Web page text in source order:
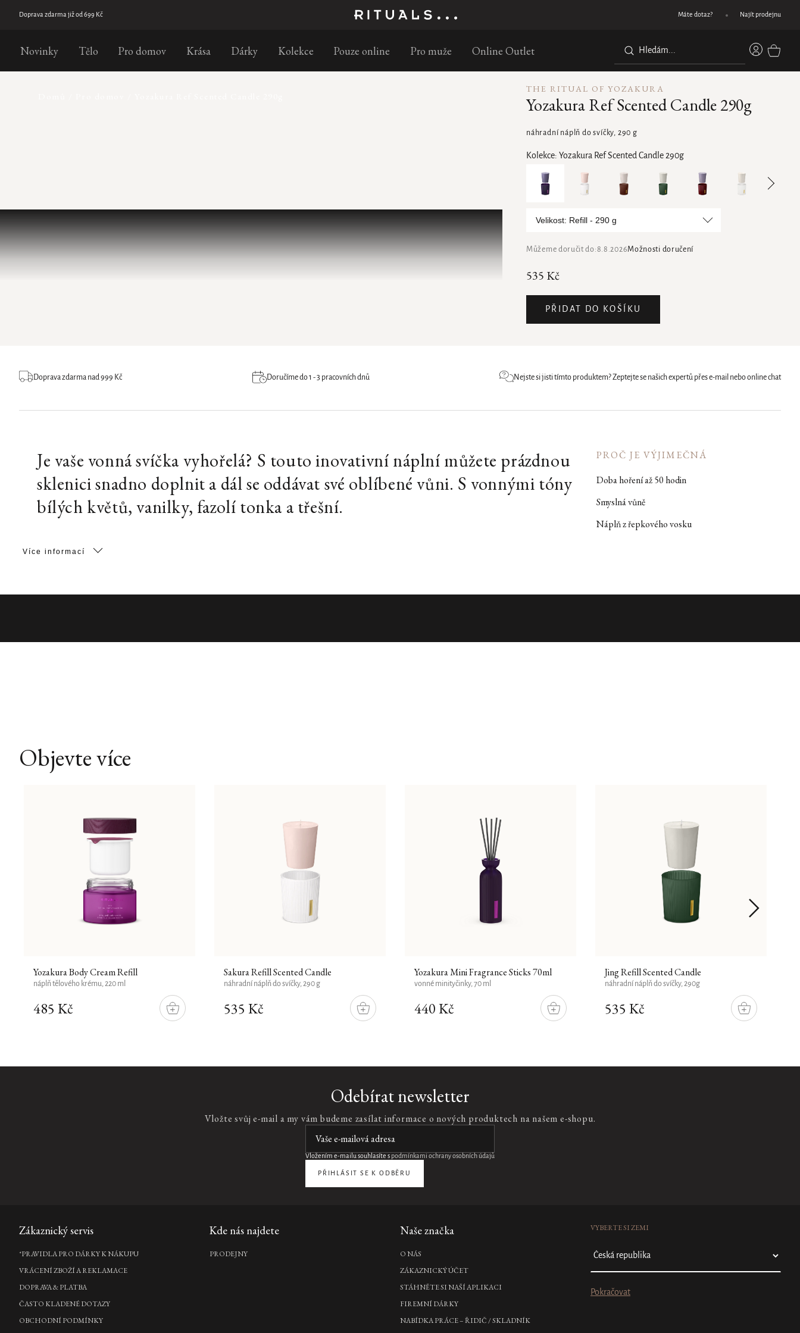
Doprava zdarma již od 699 Kč Objednejte do 11:30 a doručíme následující pracovní den Dárek při nákupu nad 1200 Kč
Máte dotaz? Najít prodejnu
Novinky Tělo Pro domov Krása Dárky Kolekce Pouze online Pro muže Online Outlet
THE RITUAL OF YOZAKURA
Yozakura Ref Scented Candle 290g
535 Kč
Můžeme doručit do:8.8.2026Možnosti doručení
PŘIDAT DO KOŠÍKU
náhradní náplň do svíčky, 290 g
Kolekce: Yozakura Ref Scented Candle 290g
Velikost: Refill - 290 g
Doprava zdarma nad 999 Kč Doručíme do 1 - 3 pracovních dnů Nejste si jisti tímto produktem? Zeptejte se našich expertů přes e-mail nebo online chat
Je vaše vonná svíčka vyhořelá? S touto inovativní náplní můžete prázdnou
sklenici snadno doplnit a dál se oddávat své oblíbené vůni. S vonnými tóny
bílých květů, vanilky, fazolí tonka a třešní.
PROČ JE VÝJIMEČNÁ
Doba hoření až 50 hodin
Smyslná vůně
Náplň z řepkového vosku
Více informací
Objevte více
Yozakura Body Cream Refill
485 Kč
DO
KOŠÍKU
náplň tělového krému, 220 ml
Sakura Refill Scented Candle
535 Kč
DO
KOŠÍKU
náhradní náplň do svíčky, 290 g
Yozakura Mini Fragrance Sticks 70ml
440 Kč
DO
KOŠÍKU
vonné minityčinky, 70 ml
Jing Refill Scented Candle
535 Kč
DO
KOŠÍKU
náhradní náplň do svíčky, 290g
1 140 Kč
DO
ml,...
Car Perfume Spray Kit Suede
Odebírat newsletter
Vložte svůj e-mail a my vám budeme zasílat informace o nových produktech na našem e-shopu.
Vložením e-mailu souhlasíte s podmínkami ochrany osobních údajů
PŘIHLÁSIT SE K ODBĚRU
Zápatí
Zákaznický servis
*PRAVIDLA PRO DÁRKY K NÁKUPU
VRÁCENÍ ZBOŽÍ A REKLAMACE
DOPRAVA & PLATBA
ČASTO KLADENÉ DOTAZY
OBCHODNÍ PODMÍNKY
Kde nás najdete
PRODEJNY
Naše značka
O NÁS
ZÁKAZNICKÝ ÚČET
STÁHNĚTE SI NAŠÍ APLIKACI
FIREMNÍ DÁRKY
NABÍDKA PRÁCE – ŘIDIČ / SKLADNÍK
VYBERTE SI ZEMI
Pokračovat